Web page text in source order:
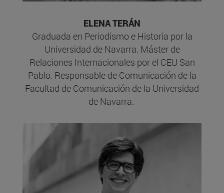
ELENA TERÁN
Graduada en Periodismo e Historia por la
Universidad de Navarra. Máster de
Relaciones Internacionales por el CEU San
Pablo. Responsable de Comunicación de la
Facultad de Comunicación de la Universidad
de Navarra.